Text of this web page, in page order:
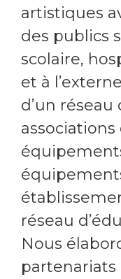
artistiques
des publics
scolaire,
et à
d’un réseau
réseau
Nous
partenariats